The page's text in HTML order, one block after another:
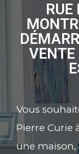
RUE
VENTE
Vous
Pierre Curie
une